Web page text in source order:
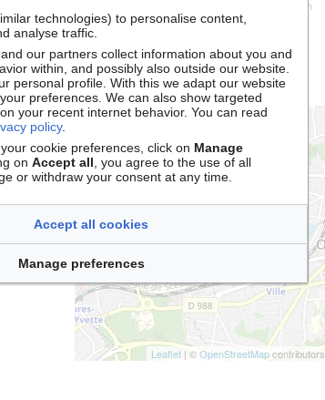
Documentation
−
Leaflet | ©OpenStreetMapcontributors
technologies) to personalise content,
analyse traffic.
our partners collect information about you and
within, and possibly also outside our website.
personal profile. With this we adapt our website
preferences. We can also show targeted
your recent internet behavior. You can read
policy.
cookie preferences, click on Manage
on Accept all , you agree to the use of all
or withdraw your consent at any time.
Accept all cookies
Manage preferences